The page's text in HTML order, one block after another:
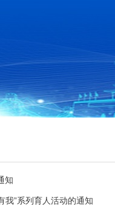
知
我”系列育人活动的通知